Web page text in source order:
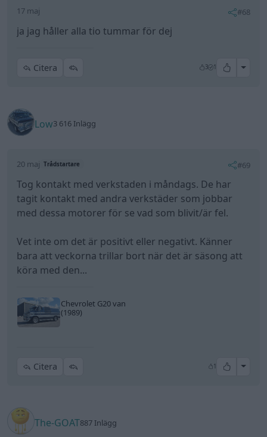
17 maj #68
ja jag håller alla tio tummar för dej
Citera 3 1 All
Low3 616 Inlägg
20 maj Trådstartare #69
Tog kontakt med verkstaden i måndags. De har
tagit kontakt med andra verkstäder som jobbar
med dessa motorer för se vad som blivit/är fel.
Vet inte om det är positivt eller negativt. Känner
bara att veckorna trillar bort när det är säsong att
köra med den...
Chevrolet G20 van
(1989)
Citera 1 All
The-GOAT887 Inlägg